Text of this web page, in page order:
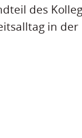
des
in der